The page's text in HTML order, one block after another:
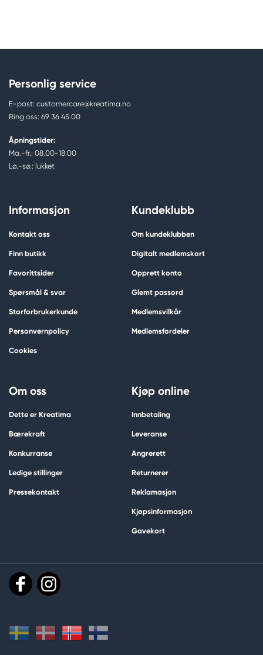
Personlig service
E-post: customercare@kreatima.no
Ring oss: 69 36 45 00
Åpningstider:
Ma.-fr.: 08.00-18.00
Lø.-sø.: lukket
Informasjon
Kontakt oss
Finn butikk
Favorittsider
Spørsmål & svar
Storforbrukerkunde
Personvernpolicy
Cookies
Kundeklubb
Om kundeklubben
Digitalt medlemskort
Opprett konto
Glemt passord
Medlemsvilkår
Medlemsfordeler
Om oss
Dette er Kreatima
Bærekraft
Konkurranse
Ledige stillinger
Pressekontakt
Kjøp online
Innbetaling
Leveranse
Angrerett
Returnerer
Reklamasjon
Kjøpsinformasjon
Gavekort